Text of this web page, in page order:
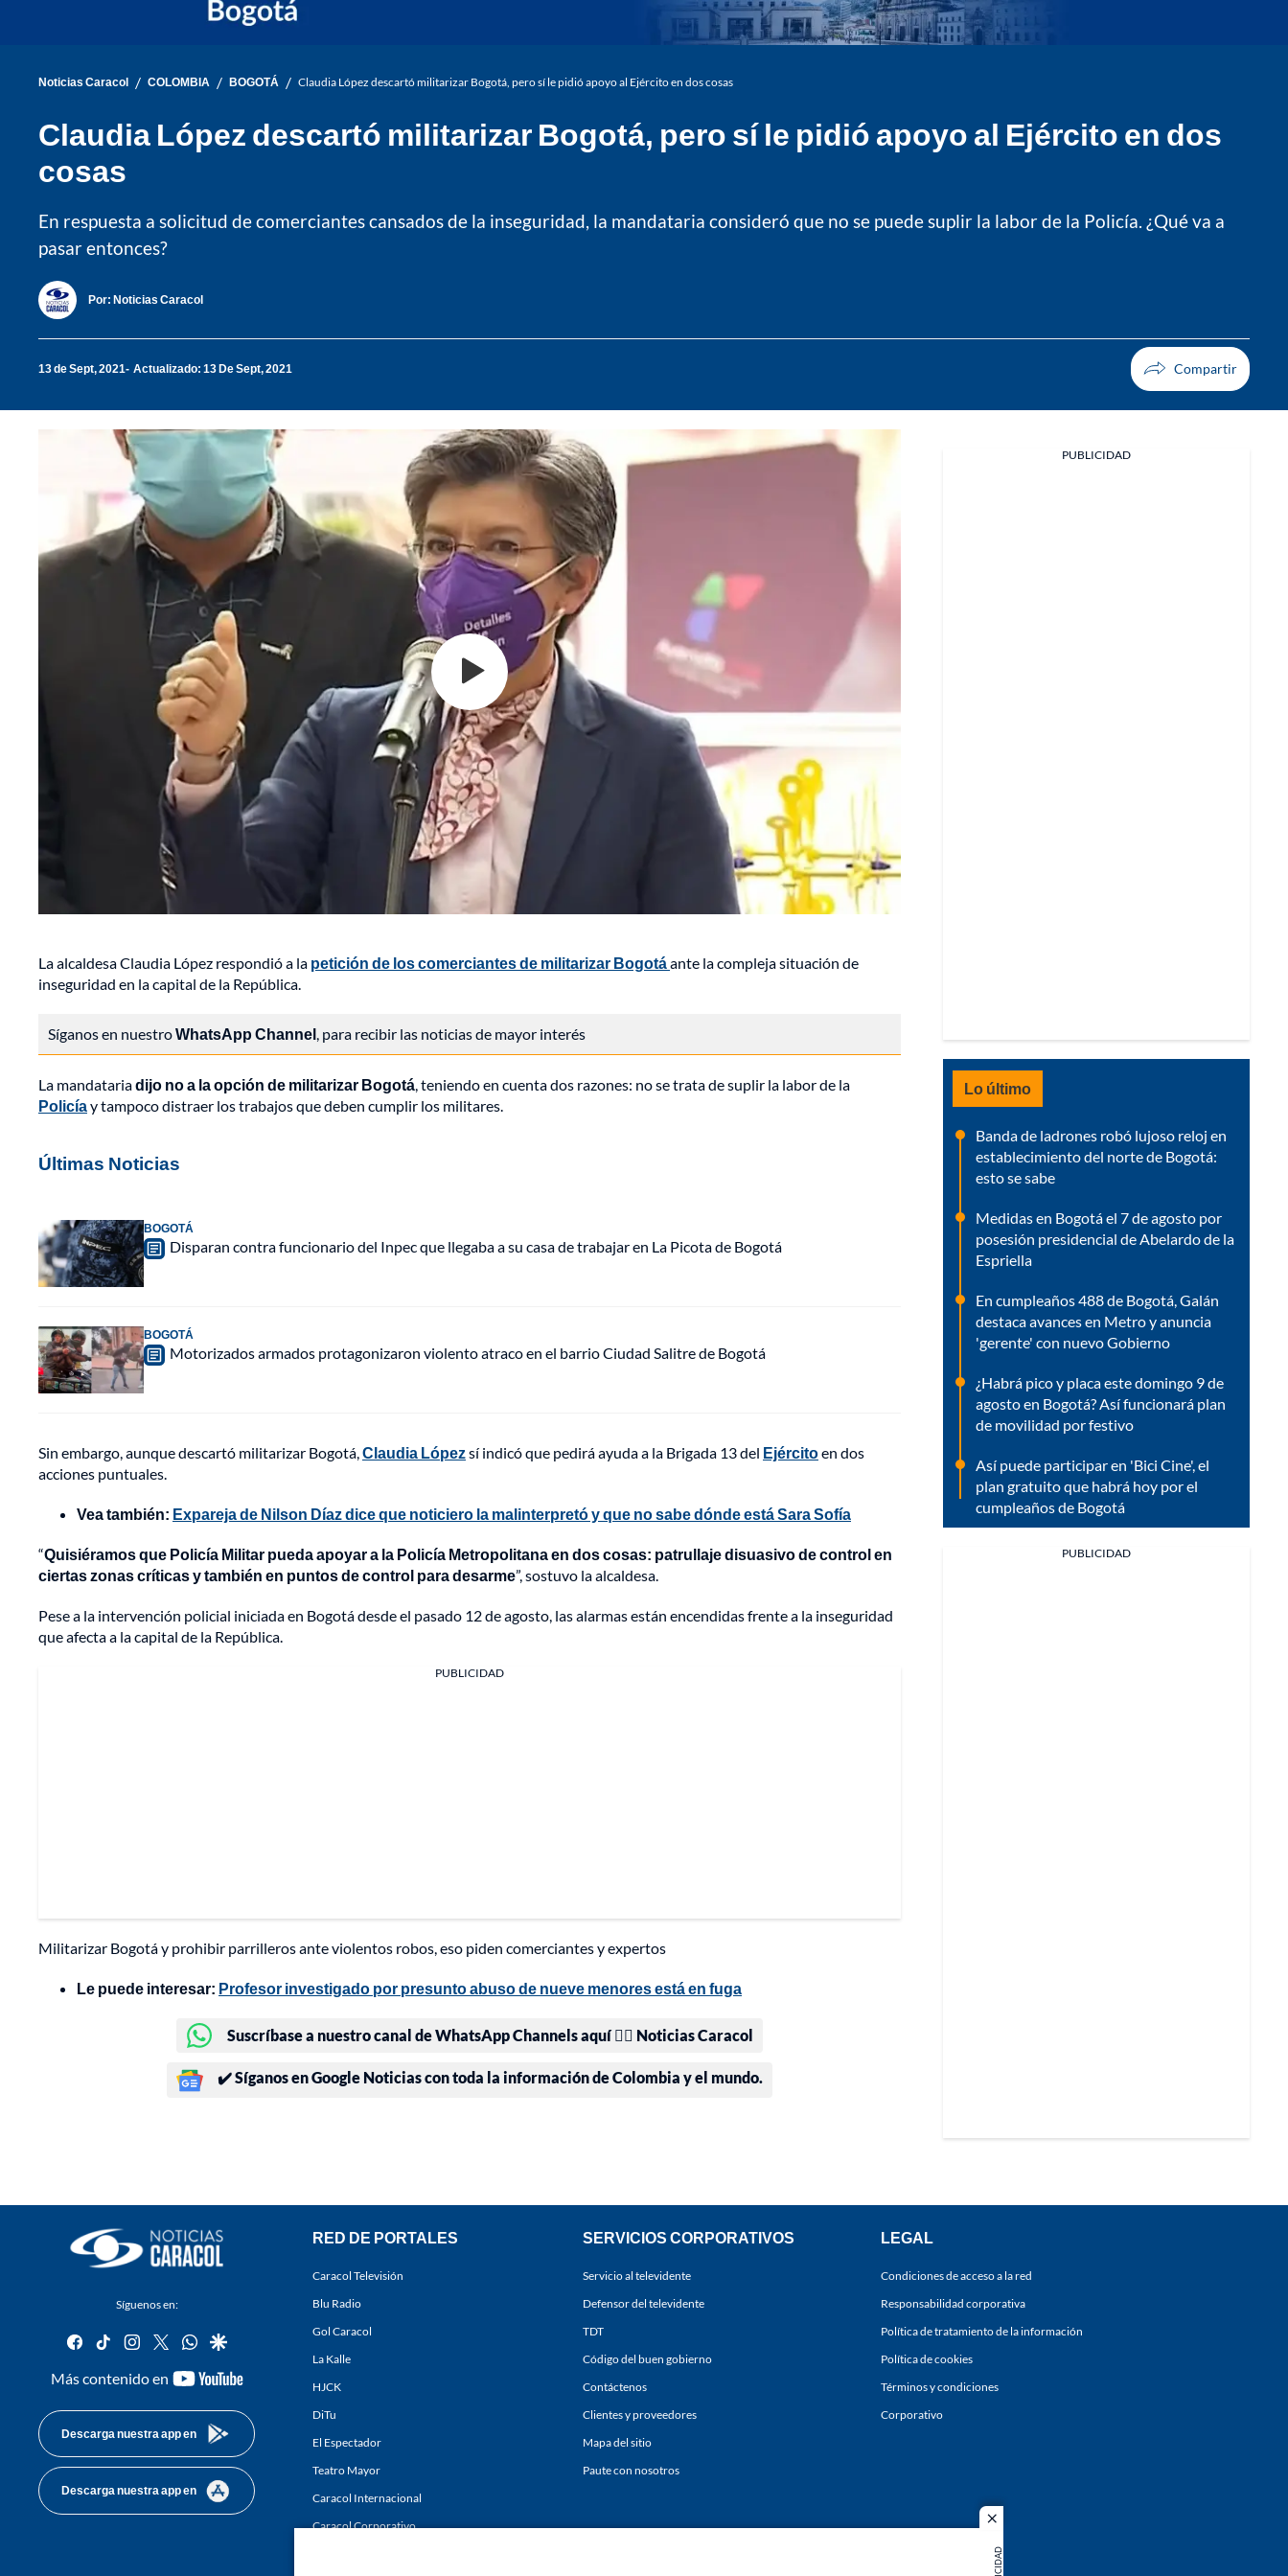
close
Noticias Caracol / COLOMBIA / BOGOTÁ / Claudia López descartó militarizar Bogotá, pero sí le pidió apoyo al Ejército en dos cosas
Claudia López descartó militarizar Bogotá, pero sí le pidió apoyo al Ejército en dos
cosas
En respuesta a solicitud de comerciantes cansados de la inseguridad, la mandataria consideró que no se puede suplir la labor de la Policía. ¿Qué va a
pasar entonces?
Por: Noticias Caracol
13 de Sept, 2021 Actualizado: 13 De Sept, 2021
La alcaldesa Claudia López respondió a la petición de los comerciantes de militarizar Bogotáante la compleja situación de
inseguridad en la capital de la República.
Síganos en nuestroWhatsApp Channel, para recibir las noticias de mayor interés
La mandatariadijo no a la opción de militarizar Bogotá, teniendo en cuenta dos razones: no se trata de suplir la labor de la
Policíay tampoco distraer los trabajos que deben cumplir los militares.
Últimas Noticias
BOGOTÁ
Disparan contra funcionario del Inpec que llegaba a su casa de trabajar en La Picota de Bogotá
BOGOTÁ
Motorizados armados protagonizaron violento atraco en el barrio Ciudad Salitre de Bogotá
Sin embargo, aunque descartó militarizar Bogotá,Claudia Lópezsí indicó que pedirá ayuda a la Brigada 13 del Ejércitoen dos
acciones puntuales.
Vea también: Expareja de Nilson Díaz dice que noticiero la malinterpretó y que no sabe dónde está Sara Sofía
“Quisiéramos que Policía Militar pueda apoyar a la Policía Metropolitana en dos cosas: patrullaje disuasivo de control en
ciertas zonas críticas y también en puntos de control para desarme”, sostuvo la alcaldesa.
Pese a la intervención policial iniciada en Bogotá desde el pasado 12 de agosto, las alarmas están encendidas frente a la inseguridad
que afecta a la capital de la República.
PUBLICIDAD
Militarizar Bogotá y prohibir parrilleros ante violentos robos, eso piden comerciantes y expertos
Le puede interesar: Profesor investigado por presunto abuso de nueve menores está en fuga
Suscríbase a nuestro canal de WhatsApp Channels aquí 👉🏻 Noticias Caracol
✔️ Síganos en Google Noticias con toda la información de Colombia y el mundo.
PUBLICIDAD
Lo último
Banda de ladrones robó lujoso reloj en
establecimiento del norte de Bogotá:
esto se sabe
Medidas en Bogotá el 7 de agosto por
posesión presidencial de Abelardo de la
Espriella
En cumpleaños 488 de Bogotá, Galán
destaca avances en Metro y anuncia
'gerente' con nuevo Gobierno
¿Habrá pico y placa este domingo 9 de
agosto en Bogotá? Así funcionará plan
de movilidad por festivo
Así puede participar en 'Bici Cine', el
plan gratuito que habrá hoy por el
cumpleaños de Bogotá
PUBLICIDAD
Síguenos en:
facebook
tiktok instagram
twitterwhatsapp
google
Más contenido en
youtube-
Descarga nuestra app en
Descarga nuestra app en
RED DE PORTALES
Caracol Televisión
Blu Radio
Gol Caracol
La Kalle
HJCK
DiTu
El Espectador
Teatro Mayor
Caracol Internacional
Caracol Corporativo
SERVICIOS CORPORATIVOS
Servicio al televidente
Defensor del televidente
TDT
Código del buen gobierno
Contáctenos
Clientes y proveedores
Mapa del sitio
Paute con nosotros
LEGAL
Condiciones de acceso a la red
Responsabilidad corporativa
Política de tratamiento de la información
Política de cookies
Términos y condiciones
Corporativo